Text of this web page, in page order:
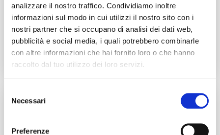
analizzare il nostro traffico. Condividiamo inoltre
informazioni sul modo in cui utilizzi il nostro sito con i
nostri partner che si occupano di analisi dei dati web,
pubblicità e social media, i quali potrebbero combinarle
con altre informazioni che hai fornito loro o che hanno
raccolto dal tuo utilizzo dei loro servizi.
delNecessari
Preferenze
Cerchi qualcuno che organizzi escursioni da e
verso la Sicilia, trasporto turistico come taxi,
trasporto con conducente?